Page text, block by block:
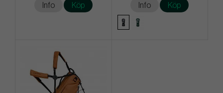
Info Köp Info Köp